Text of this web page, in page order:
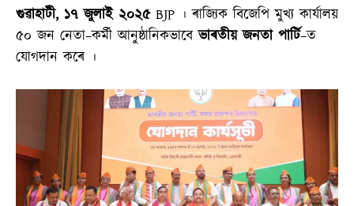
গুৱাহাটী, ১৭ জুলাই ২০২৫ BJP । ৰাজ্যিক বিজেপি মুখ্য কাৰ্যালয়
৫০ জন নেতা–কৰ্মী আনুষ্ঠানিকভাবেভাৰতীয় জনতা পাৰ্টি–ত
যোগদান কৰে ।